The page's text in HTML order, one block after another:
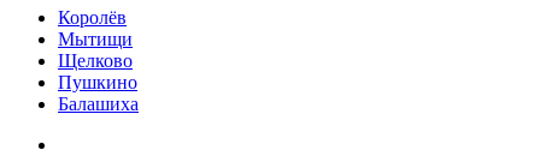
Королёв
Мытищи
Щелково
Пушкино
Балашиха